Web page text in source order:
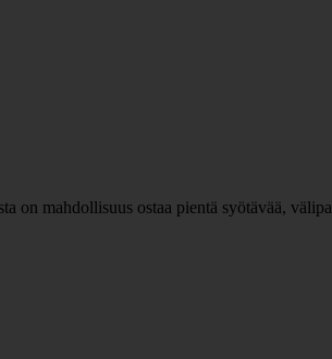
on mahdollisuus ostaa pientä syötävää,